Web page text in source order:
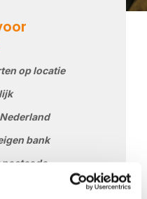
op locatie
bank
postcode